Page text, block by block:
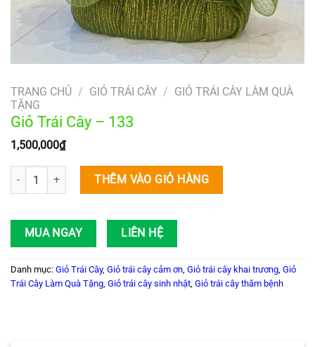
TRANG CHỦ / GIỎ TRÁI CÂY / GIỎ TRÁI CÂY LÀM QUÀ
TẶNG
Giỏ Trái Cây – 133
1,500,000₫
Giỏ Trái Cây – 133 số lượngTHÊM VÀO GIỎ HÀNG
MUA NGAY LIÊN HỆ
Danh mục: Giỏ Trái Cây, Giỏ trái cây cảm ơn Giỏ trái cây khai trương Giỏ
Trái Cây Làm Quà Tặng Giỏ trái cây sinh nhật Giỏ trái cây thăm bệnh